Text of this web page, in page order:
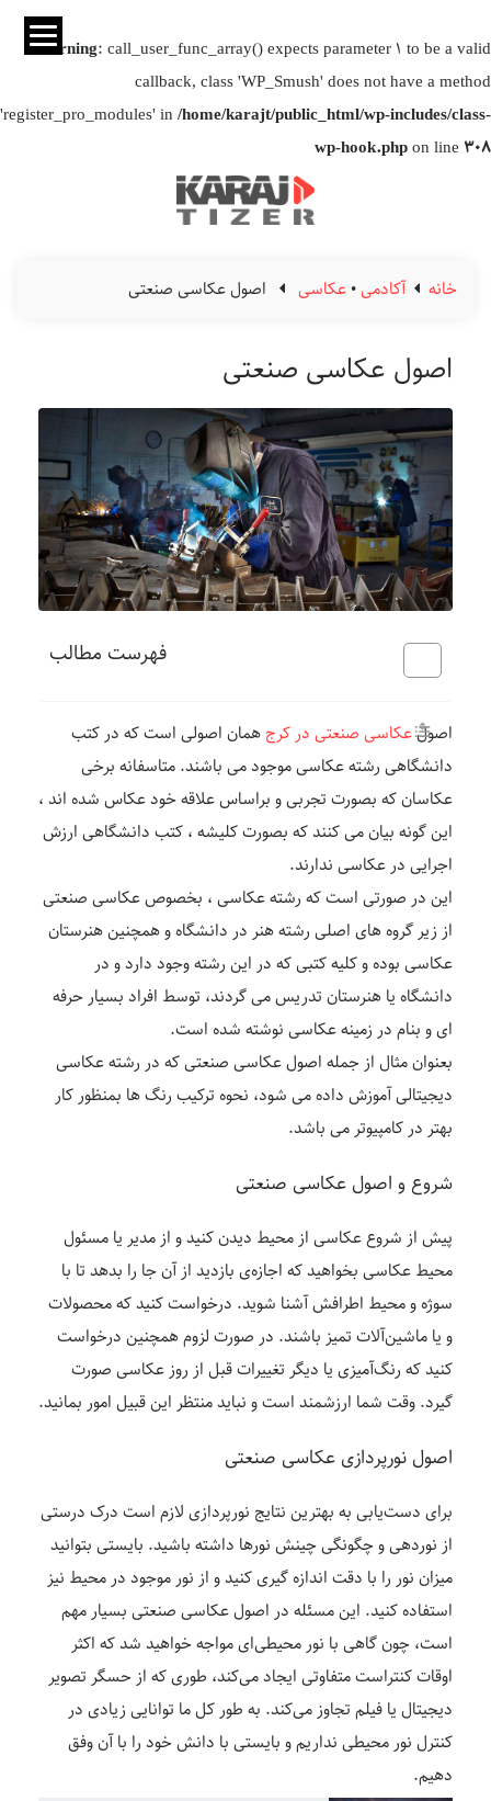
Warning: call_user_func_array() expects parameter 1 to be a valid
callback, class 'WP_Smush' does not have a method
'register_pro_modules' in/home/karajt/public_html/wp-includes/class-
wp-hook.phpon line 308
خانه آکادمی•عکاسی اصول عکاسی صنعتی
اصول عکاسی صنعتی
فهرست مطالب
اصولعکاسی صنعتی در کرجهمان اصولی است که در کتب
دانشگاهی رشته عکاسی موجود می باشند. متاسفانه برخی
عکاسان که بصورت تجربی و براساس علاقه خود عکاس شده اند ،
این گونه بیان می کنند که بصورت کلیشه ، کتب دانشگاهی ارزش
اجرایی در عکاسی ندارند.
این در صورتی است که رشته عکاسی ، بخصوص عکاسی صنعتی
از زیر گروه های اصلی رشته هنر در دانشگاه و همچنین هنرستان
عکاسی بوده و کلیه کتبی که در این رشته وجود دارد و در
دانشگاه یا هنرستان تدریس می گردند، توسط افراد بسیار حرفه
ای و بنام در زمینه عکاسی نوشته شده است.
بعنوان مثال از جمله اصول عکاسی صنعتی که در رشته عکاسی
دیجیتالی آموزش داده می شود، نحوه ترکیب رنگ ها بمنظور کار
بهتر در کامپیوتر می باشد.
شروع و اصول عکاسی صنعتی
پیش از شروع عکاسی از محیط دیدن کنید و از مدیر یا مسئول
محیط عکاسی بخواهید که اجازه‌ی بازدید از آن جا را بدهد تا با
سوژه و محیط اطرافش آشنا شوید. درخواست کنید که محصولات
و یا ماشین‌آلات تمیز باشند. در صورت لزوم همچنین درخواست
کنید که رنگ‌آمیزی یا دیگر تغییرات قبل از روز عکاسی صورت
گیرد. وقت شما ارزشمند است و نباید منتظر این قبیل امور بمانید.
اصول نورپردازی عکاسی صنعتی
برای دست‌یابی به بهترین نتایج نورپردازی لازم است درک درستی
از نوردهی و چگونگی چینش نورها داشته باشید. بایستی بتوانید
میزان نور را با دقت اندازه ‌گیری کنید و از نور موجود در محیط‌ نیز
استفاده کنید. این مسئله در اصول عکاسی صنعتی بسیار مهم
است، چون گاهی با نور محیطی‌ای مواجه خواهید شد که اکثر
اوقات کنتراست متفاوتی ایجاد می‌کند، طوری که از حسگر تصویر
دیجیتال یا فیلم تجاوز می‌کند. به طور کل ما توانایی زیادی در
کنترل نور محیطی نداریم و بایستی با دانش خود را با آن وفق
دهیم.